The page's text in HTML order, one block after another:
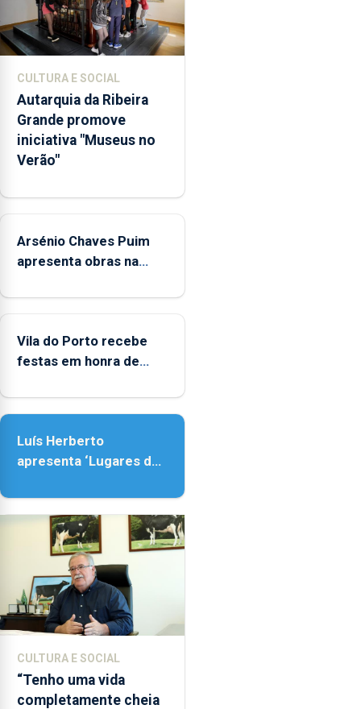
museus
e
núcleos
integrados
na
Rede
Municipal
de
aos
durante
o
de
entre
as
e
as
18h00.
CULTURA E SOCIAL
Autarquia da Ribeira
Grande promove
iniciativa "Museus no
Verão"
Arsénio Chaves Puim
apresenta obras na
Porto
Vila do Porto recebe
festas em honra de
Assunção
Luís Herberto
apresenta ‘Lugares da
CULTURA E SOCIAL
“Tenho uma vida
completamente cheia